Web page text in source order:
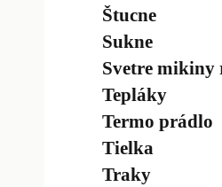
Štucne
Sukne
Svetre mikiny
Tepláky
Termo prádlo
Tielka
Traky